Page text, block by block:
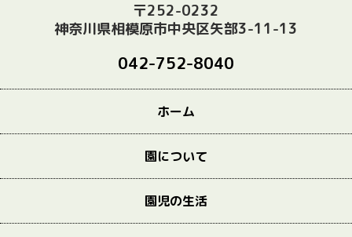
〒252-0232
神奈川県相模原市中央区矢部3-11-13
042-752-8040
ホーム
園について
園児の生活